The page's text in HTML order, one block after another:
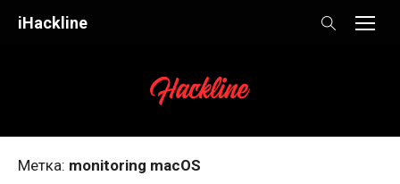
iHackline
Метка: monitoring macOS